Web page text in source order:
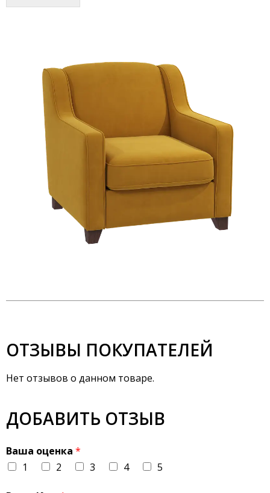
ОТЗЫВЫ ПОКУПАТЕЛЕЙ
Нет отзывов о данном товаре.
ДОБАВИТЬ ОТЗЫВ
Ваша оценка *
1
2 3 4 5